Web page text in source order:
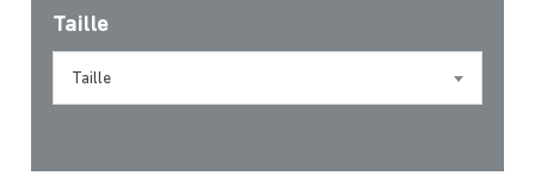
Taille
Taille